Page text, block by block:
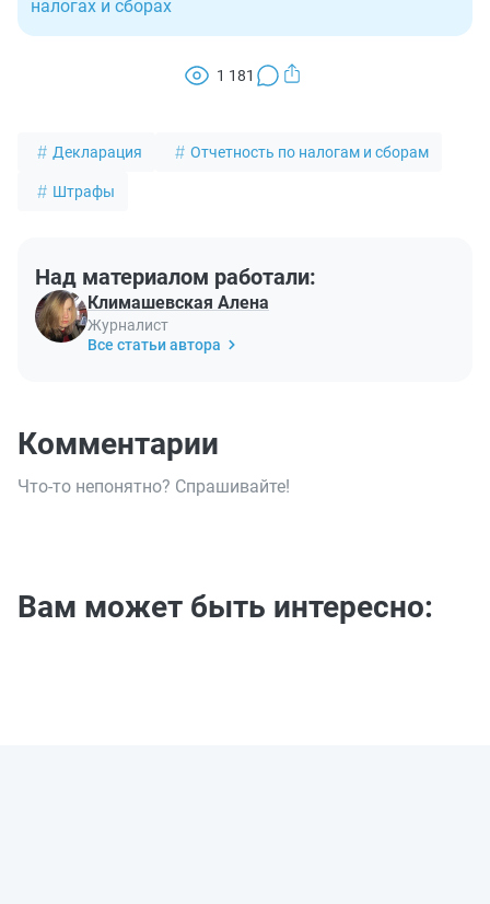
налогах и сборах
1 181
Декларация Отчетность по налогам и сборам
Штрафы
Над материалом работали:
Климашевская Алена
Журналист
Все статьи автора
Комментарии
Что-то непонятно? Спрашивайте!
Вам может быть интересно: